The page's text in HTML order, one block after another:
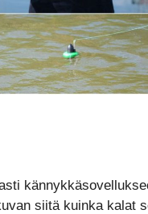
siitä kuinka kalat